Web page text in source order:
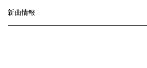
新曲情報